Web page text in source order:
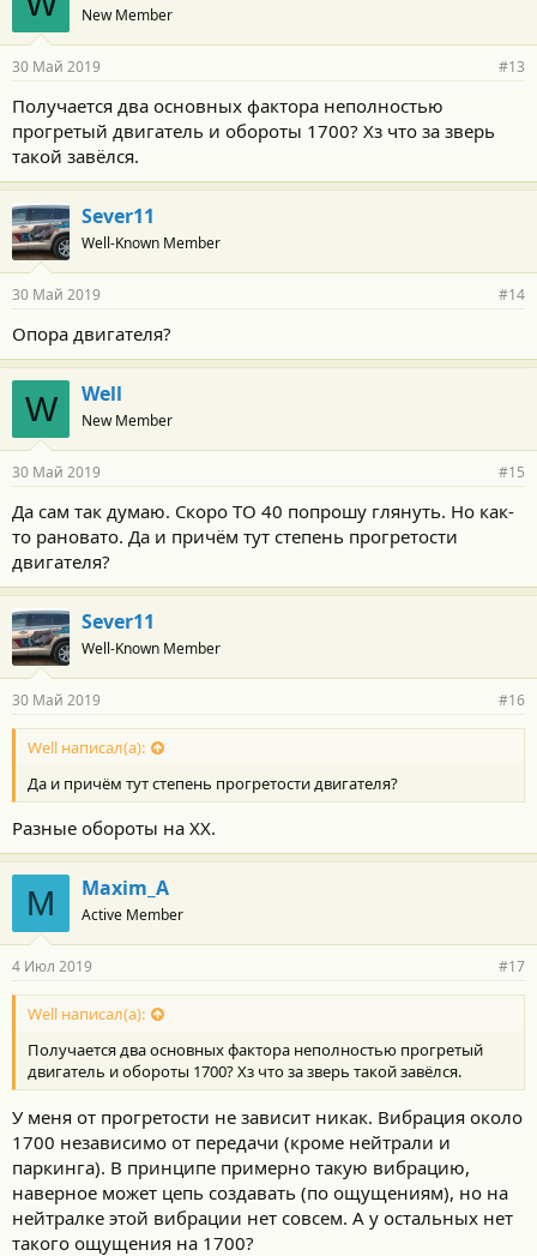
New Member
30 Май 2019 #13
Получается два основных фактора неполностью
прогретый двигатель и обороты 1700? Хз что за зверь
такой завёлся.
Sever11
Well-Known Member
30 Май 2019 #14
Опора двигателя?
W Well
New Member
30 Май 2019 #15
Да сам так думаю. Скоро ТО 40 попрошу глянуть. Но как-
то рановато. Да и причём тут степень прогретости
двигателя?
Sever11
Well-Known Member
30 Май 2019 #16
Well написал(а):
Да и причём тут степень прогретости двигателя?
Разные обороты на ХХ.
M Maxim_A
Active Member
4 Июл 2019 #17
Well написал(а):
Получается два основных фактора неполностью прогретый
двигатель и обороты 1700? Хз что за зверь такой завёлся.
У меня от прогретости не зависит никак. Вибрация около
1700 независимо от передачи (кроме нейтрали и
паркинга). В принципе примерно такую вибрацию,
наверное может цепь создавать (по ощущениям), но на
нейтралке этой вибрации нет совсем. А у остальных нет
такого ощущения на 1700?